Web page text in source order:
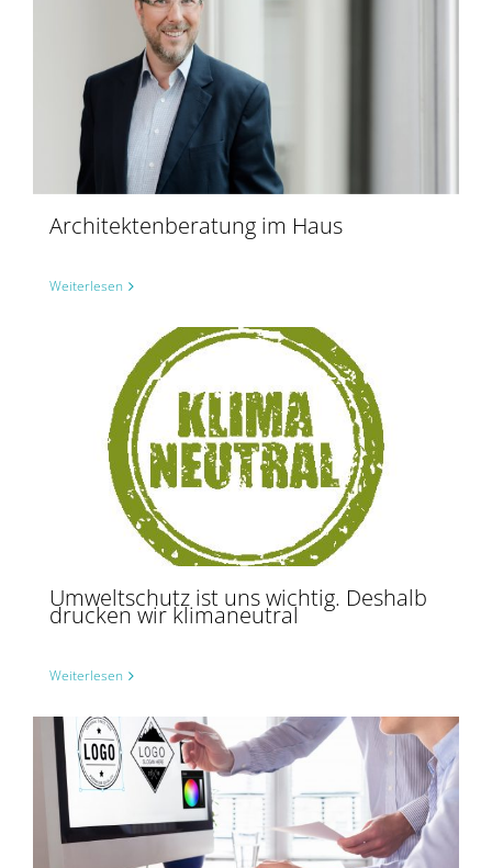
Architektenberatung im Haus
Weiterlesen
Umweltschutz ist uns wichtig. Deshalb
drucken wir klimaneutral
Weiterlesen